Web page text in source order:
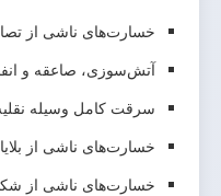
خسارت‌های ناشی از
آتش‌سوزی، صاعقه و
سرقت کامل وسیله
خسارت‌های ناشی از
خسارت‌های ناشی از